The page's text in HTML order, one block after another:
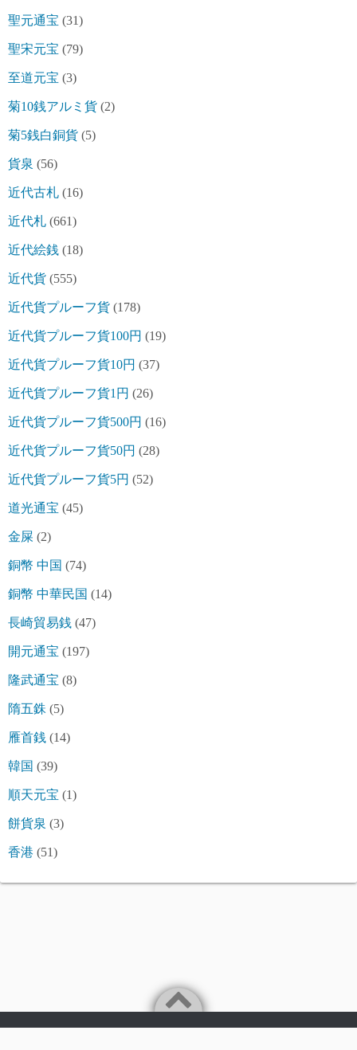
聖元通宝 (31)
聖宋元宝 (79)
至道元宝 (3)
菊10銭アルミ貨 (2)
菊5銭白銅貨 (5)
貨泉 (56)
近代古札 (16)
近代札 (661)
近代絵銭 (18)
近代貨 (555)
近代貨プルーフ貨 (178)
近代貨プルーフ貨100円 (19)
近代貨プルーフ貨10円 (37)
近代貨プルーフ貨1円 (26)
近代貨プルーフ貨500円 (16)
近代貨プルーフ貨50円 (28)
近代貨プルーフ貨5円 (52)
道光通宝 (45)
金屎 (2)
銅幣 中国 (74)
銅幣 中華民国 (14)
長崎貿易銭 (47)
開元通宝 (197)
隆武通宝 (8)
隋五銖 (5)
雁首銭 (14)
韓国 (39)
順天元宝 (1)
餅貨泉 (3)
香港 (51)